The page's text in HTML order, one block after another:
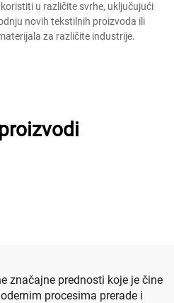
u različite svrhe, uključujući
novih tekstilnih proizvoda ili
za različite industrije.
značajne prednosti koje je čine
procesima prerade i